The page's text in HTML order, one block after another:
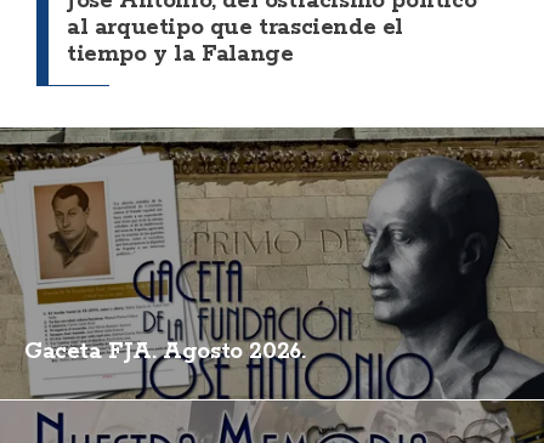
al arquetipo que trasciende el
tiempo y la Falange
Gaceta FJA. Agosto 2026.